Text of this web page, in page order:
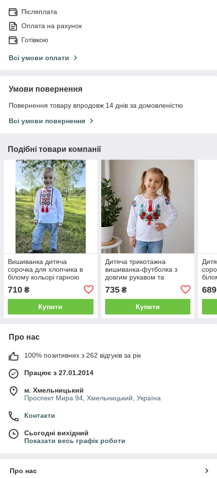
Післяплата
Оплата на рахунок
Готівкою
Всі умови оплати
Умови повернення
Повернення товару впродовж 14 днів за домовленістю
Всі умови повернення
Подібні товари компанії
Вишиванка дитяча
сорочка для хлопчика в
білому кольорі гарною
146
710 ₴
Купити
Дитяча трикотажна
вишиванка-футболка з
довгим рукавом та
розміри 128-146
735₴
Купити
689
Про нас
100% позитивних з 262 відгуків за рік
Працює з 27.01.2014
м. Хмельницький
Проспект Мира 94, Хмельницький, Україна
Контакти
Сьогодні вихідний
Показати весь графік роботи
Про нас